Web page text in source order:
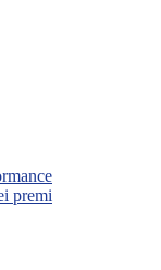
premi